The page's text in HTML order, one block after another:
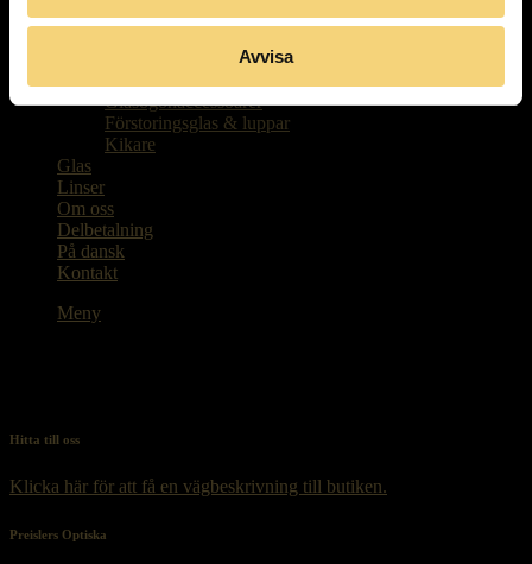
Avvisa
Solglasögon
Glasögonaccessoarer
Förstoringsglas & luppar
Kikare
Glas
Linser
Om oss
Delbetalning
På dansk
Kontakt
Meny
Hitta till oss
Klicka här för att få en vägbeskrivning till butiken.
Preislers Optiska